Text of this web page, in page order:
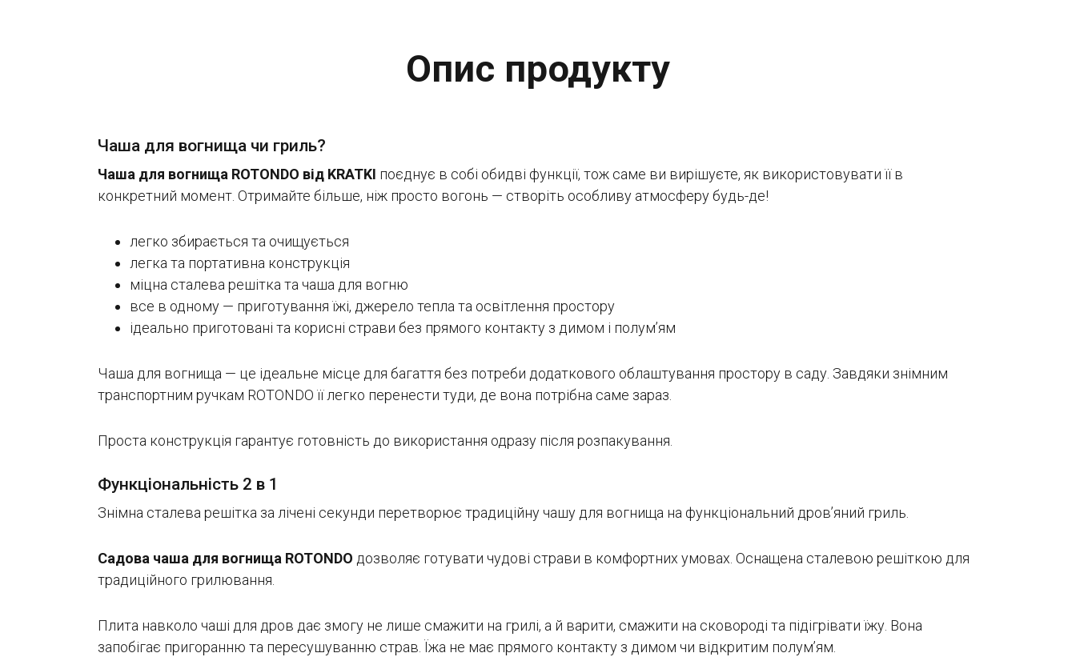
Опис продукту
Чаша для вогнища чи гриль?
Чаша для вогнища ROTONDO від KRATKI поєднує в собі обидві функції, тож саме ви вирішуєте, як використовувати її в
конкретний момент. Отримайте більше, ніж просто вогонь — створіть особливу атмосферу будь-де!
легко збирається та очищується
легка та портативна конструкція
міцна сталева решітка та чаша для вогню
все в одному — приготування їжі, джерело тепла та освітлення простору
ідеально приготовані та корисні страви без прямого контакту з димом і полум’ям
Чаша для вогнища — це ідеальне місце для багаття без потреби додаткового облаштування простору в саду. Завдяки знімним
транспортним ручкам ROTONDO її легко перенести туди, де вона потрібна саме зараз.
Проста конструкція гарантує готовність до використання одразу після розпакування.
Функціональність 2 в 1
Знімна сталева решітка за лічені секунди перетворює традиційну чашу для вогнища на функціональний дров’яний гриль.
Садова чаша для вогнища ROTONDO дозволяє готувати чудові страви в комфортних умовах. Оснащена сталевою решіткою для
традиційного грилювання.
Плита навколо чаші для дров дає змогу не лише смажити на грилі, а й варити, смажити на сковороді та підігрівати їжу. Вона
запобігає пригоранню та пересушуванню страв. Їжа не має прямого контакту з димом чи відкритим полум’ям.